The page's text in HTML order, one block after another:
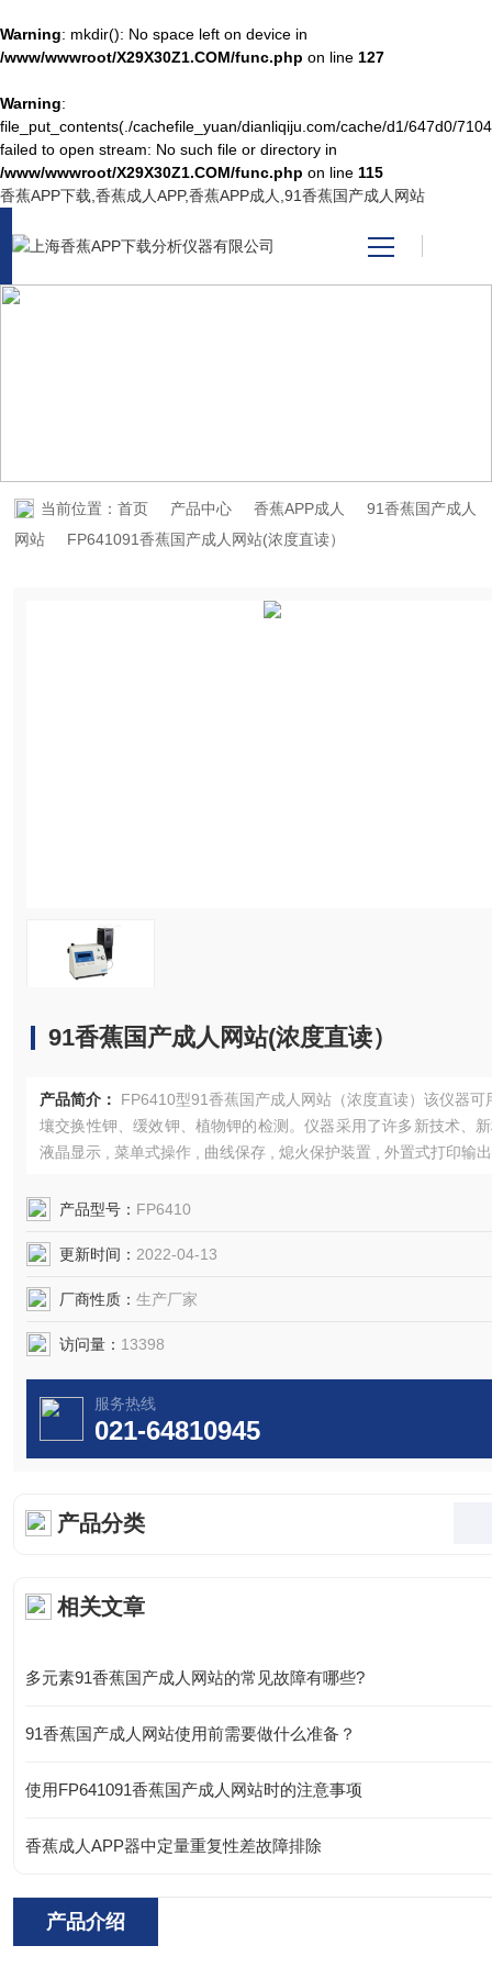
Warning: mkdir(): No space left on device in
/www/wwwroot/X29X30Z1.COM/func.php on line 127
Warning:
file_put_contents(./cachefile_yuan/dianliqiju.com/cache/d1/647d0/
failed to open stream: No such file or directory in
/www/wwwroot/X29X30Z1.COM/func.php on line 115
香蕉APP下载,香蕉成人APP,香蕉APP成人,91香蕉国产成人网站
产品中心
关于香蕉APP下载
资料下载
当前位置：首页 产品中心 香蕉APP成人
91香蕉国产成人
网站
FP641091香蕉国产成人网站(浓度直读）
91香蕉国产成人网站(浓度直读）
产品简介：
FP6410型91香蕉国产成人网站（浓度直读）​该仪器可
壤交换性钾、缓效钾、植物钾的检测。仪器采用了许多新技术、
液晶显示 , 菜单式操作 , 曲线保存 , 熄火保护装置 , 外置式打印输
产品型号： FP6410
更新时间： 2022-04-13
厂商性质： 生产厂家
访问量： 13398
服务热线
021-64810945
产品分类
相关文章
多元素91香蕉国产成人网站的常见故障有哪些?
91香蕉国产成人网站使用前需要做什么准备？
使用FP641091香蕉国产成人网站时的注意事项
香蕉成人APP器中定量重复性差故障排除
产品介绍